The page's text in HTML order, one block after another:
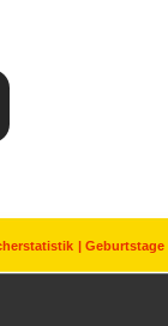
Geburtstage